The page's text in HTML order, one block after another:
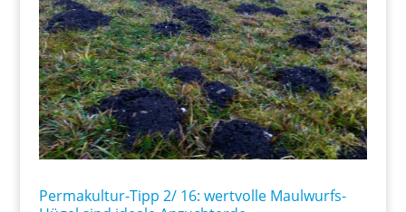
Permakultur-Tipp 2/ 16: wertvolle Maulwurfs-